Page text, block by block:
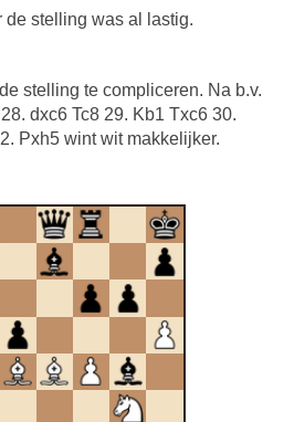
de stelling was al lastig.
stelling te compliceren. Na b.v.
dxc6 Tc8 29. Kb1 Txc6 30.
Pxh5 wint wit makkelijker.